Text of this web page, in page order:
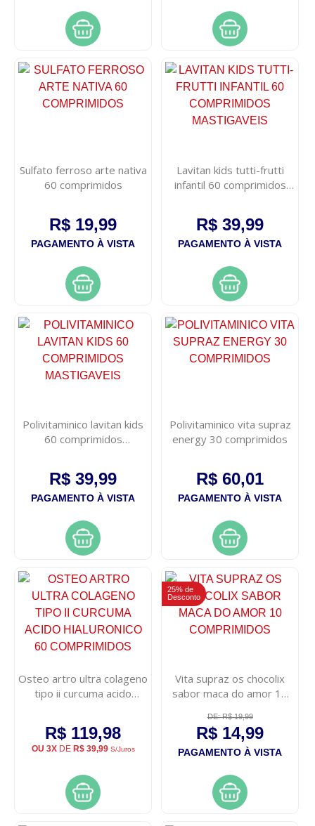
Sulfato ferroso arte nativa
60 comprimidos
R$ 19,99
PAGAMENTO À VISTA
Lavitan kids tutti-frutti
infantil 60 comprimidos
R$ 39,99
PAGAMENTO À VISTA
Polivitaminico lavitan kids
60 comprimidos
R$ 39,99
PAGAMENTO À VISTA
Polivitaminico vita supraz
energy 30 comprimidos
R$ 60,01
PAGAMENTO À VISTA
Osteo artro ultra colageno
tipo ii curcuma acido
R$ 119,98
OU 3XDE R$ 39,99S/Juros
25% de
Desconto
Vita supraz os chocolix
sabor maca do amor 10
DE: R$ 19,99
R$ 14,99
PAGAMENTO À VISTA